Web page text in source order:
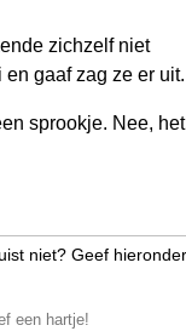
zichzelf niet
gaaf zag ze er uit.
sprookje. Nee, het
niet? Geef hieronder
een hartje!